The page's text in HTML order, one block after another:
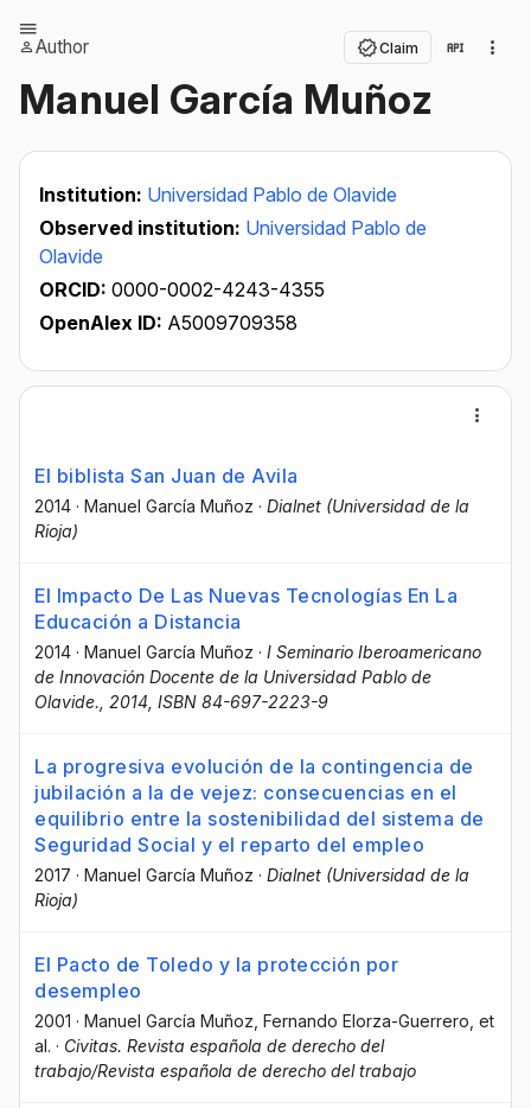
Author Claim
Manuel García Muñoz
Institution: Universidad Pablo de Olavide
Observed institution: Universidad Pablo de
Olavide
ORCID: 0000-0002-4243-4355
OpenAlex ID: A5009709358
El biblista San Juan de Avila
2014 · Manuel García Muñoz · Dialnet (Universidad de la
Rioja)
El Impacto De Las Nuevas Tecnologías En La
Educación a Distancia
2014 · Manuel García Muñoz · I Seminario Iberoamericano
de Innovación Docente de la Universidad Pablo de
Olavide., 2014, ISBN 84-697-2223-9
La progresiva evolución de la contingencia de
jubilación a la de vejez: consecuencias en el
equilibrio entre la sostenibilidad del sistema de
Seguridad Social y el reparto del empleo
2017 · Manuel García Muñoz · Dialnet (Universidad de la
Rioja)
El Pacto de Toledo y la protección por
desempleo
2001 · Manuel García Muñoz , Fernando Elorza-Guerrero , et
al. · Civitas. Revista española de derecho del
trabajo/Revista española de derecho del trabajo